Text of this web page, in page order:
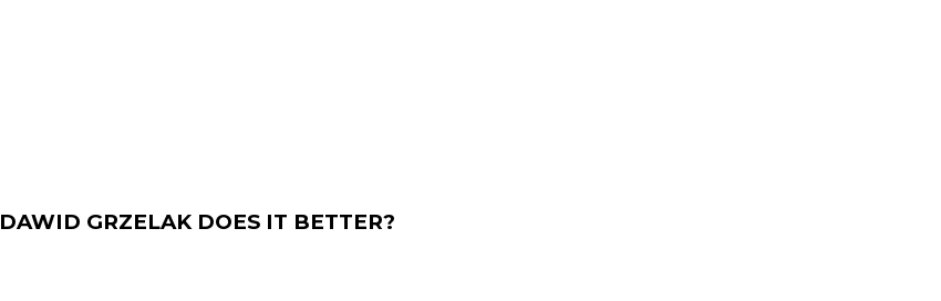
DAWID GRZELAK DOES IT BETTER?